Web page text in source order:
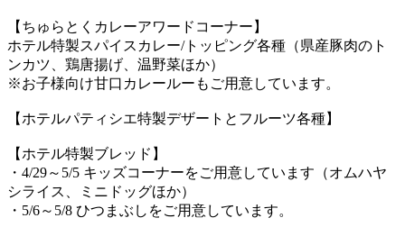
【ちゅらとくカレーアワードコーナー】
ホテル特製スパイスカレー/トッピング各種（県産豚肉のト
ンカツ、鶏唐揚げ、温野菜ほか）
※お子様向け甘口カレールーもご用意しています。
【ホテルパティシエ特製デザートとフルーツ各種】
【ホテル特製ブレッド】
・4/29～5/5 キッズコーナーをご用意しています（オムハヤ
シライス、ミニドッグほか）
・5/6～5/8 ひつまぶしをご用意しています。